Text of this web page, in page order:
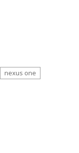
nexus one